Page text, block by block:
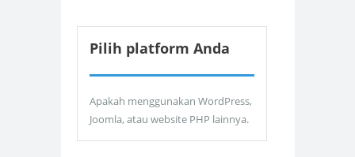
Pilih platform Anda
Apakah menggunakan WordPress,
Joomla, atau website PHP lainnya.